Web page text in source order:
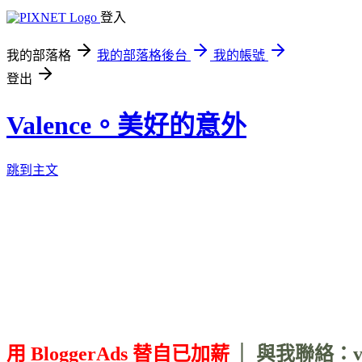
登入
我的部落格 我的部落格後台
我的帳號
登出
Valence。美好的意外
跳到主文
用 BloggerAds 替自已加薪
｜ 與我聯絡